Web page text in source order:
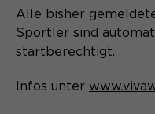
Name
Laufzeit 30
Zweck
Zweck
Sprache
Alle bisher
Sportler sind
startberechtigt.
Infos unter